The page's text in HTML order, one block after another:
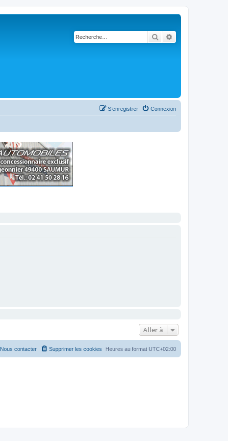
Rechercher
Connexion
S’enregistrer
Aller à
Heures au format UTC+02:00
Supprimer les cookies
Nous contacter